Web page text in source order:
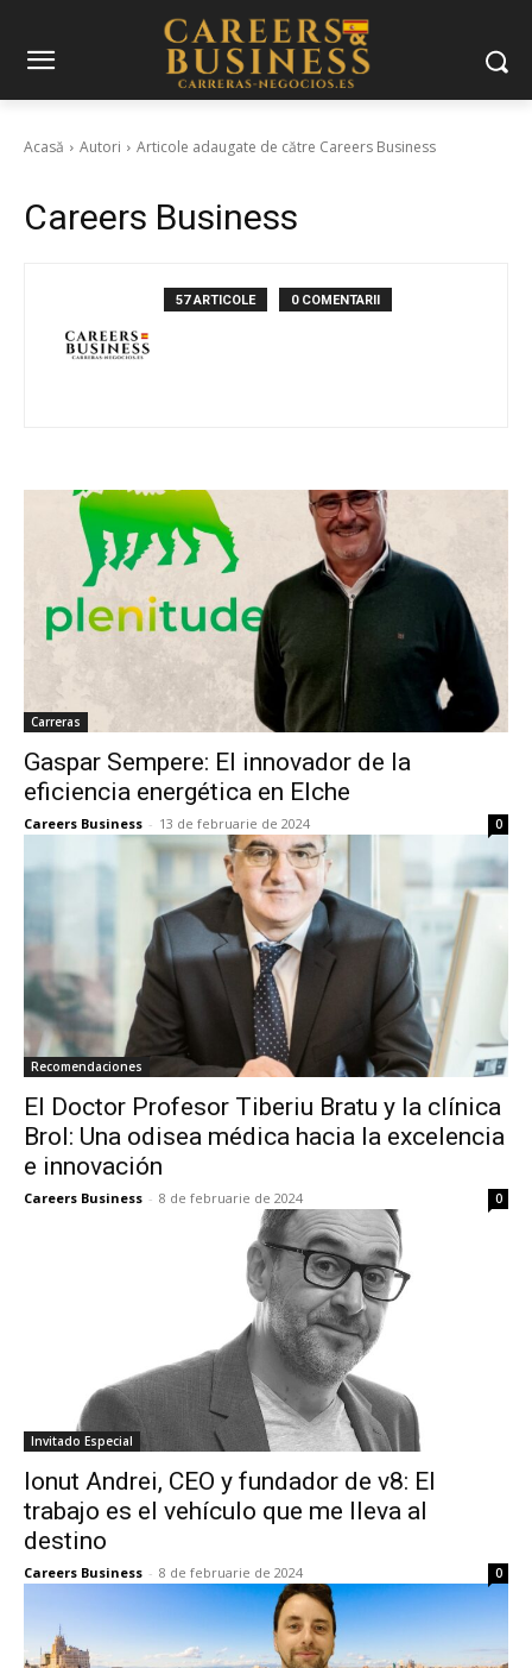
Acasă Autori Articole adaugate de către Careers Business
Careers Business
57 ARTICOLE 0 COMENTARII
Carreras
Gaspar Sempere: El innovador de la
eficiencia energética en Elche
Careers Business - 13 de februarie de 2024 0
Recomendaciones
El Doctor Profesor Tiberiu Bratu y la clínica
Brol: Una odisea médica hacia la excelencia
e innovación
Careers Business - 8 de februarie de 2024 0
Invitado Especial
Ionut Andrei, CEO y fundador de v8: El
trabajo es el vehículo que me lleva al
destino
Careers Business - 8 de februarie de 2024 0